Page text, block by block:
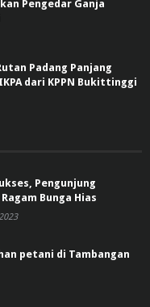
Pengedar Ganja
Padang Panjang
dari KPPN Bukittinggi
Pengunjung
Bunga Hias
petani di Tambangan